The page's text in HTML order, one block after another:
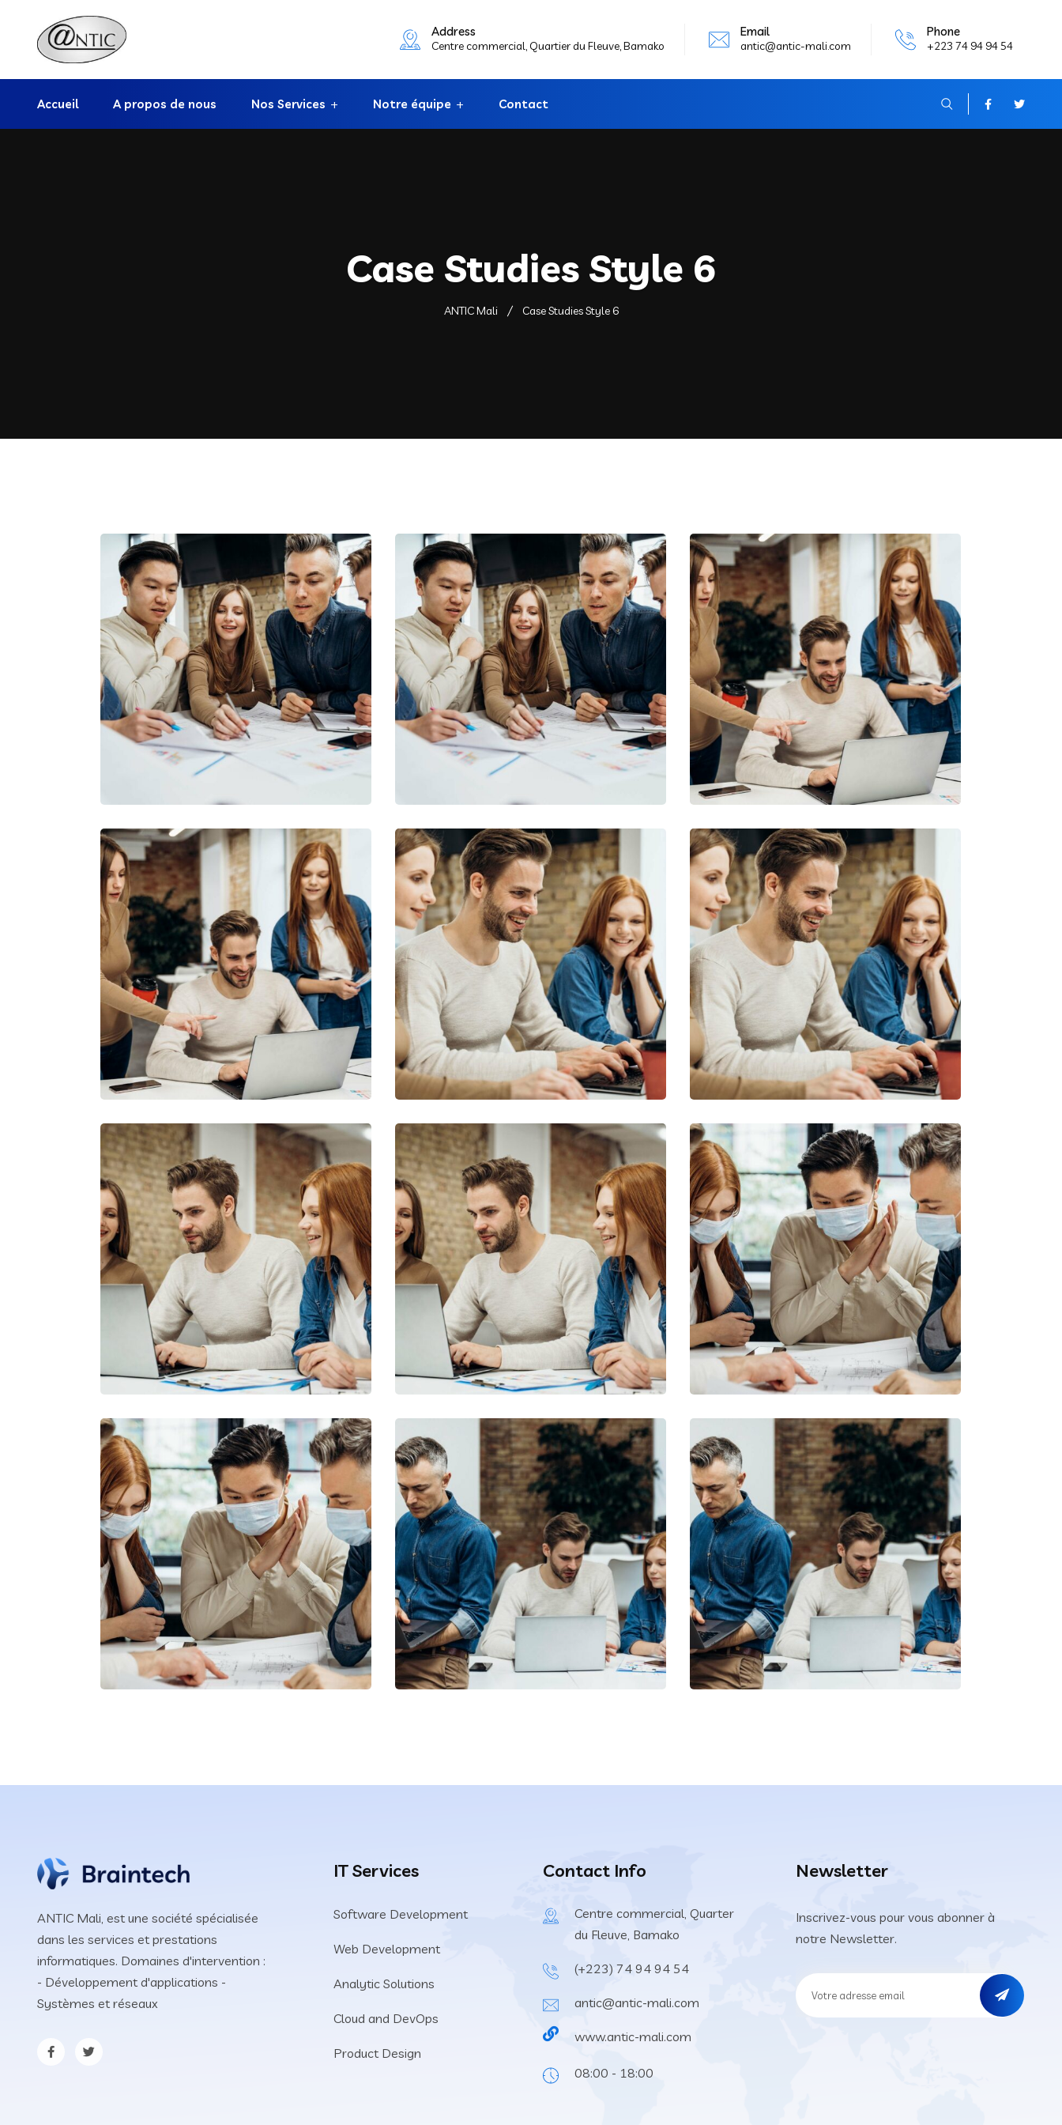
Address
Centre commercial, Quartier du Fleuve, Bamako
Email
antic@antic-mali.com
Phone
+223 74 94 94 54
Accueil A propos de nous Nos Services Notre équipe Contact
Case Studies Style 6
ANTIC Mali Case Studies Style 6
ANTIC Mali, est une société spécialisée
dans les services et prestations
informatiques. Domaines d'intervention :
- Développement d'applications -
Systèmes et réseaux
IT Services
Software Development
Web Development
Analytic Solutions
Cloud and DevOps
Product Design
Contact Info
Centre commercial, Quarter
du Fleuve, Bamako
(+223) 74 94 94 54
antic@antic-mali.com
www.antic-mali.com
08:00 - 18:00
Newsletter
Inscrivez-vous pour vous abonner à
notre Newsletter.